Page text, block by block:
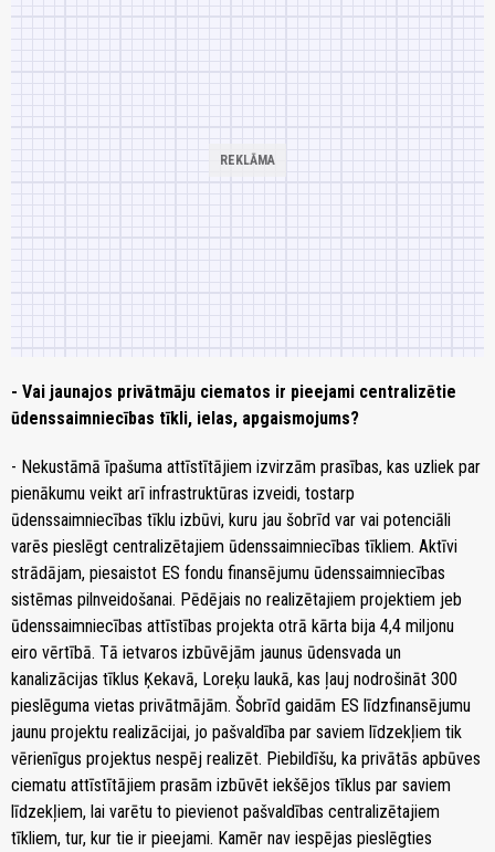
- Vai jaunajos privātmāju ciematos ir pieejami centralizētie
ūdenssaimniecības tīkli, ielas, apgaismojums?
- Nekustāmā īpašuma attīstītājiem izvirzām prasības, kas uzliek par
pienākumu veikt arī infrastruktūras izveidi, tostarp
ūdenssaimniecības tīklu izbūvi, kuru jau šobrīd var vai potenciāli
varēs pieslēgt centralizētajiem ūdenssaimniecības tīkliem. Aktīvi
strādājam, piesaistot ES fondu finansējumu ūdenssaimniecības
sistēmas pilnveidošanai. Pēdējais no realizētajiem projektiem jeb
ūdenssaimniecības attīstības projekta otrā kārta bija 4,4 miljonu
eiro vērtībā. Tā ietvaros izbūvējām jaunus ūdensvada un
kanalizācijas tīklus Ķekavā, Loreķu laukā, kas ļauj nodrošināt 300
pieslēguma vietas privātmājām. Šobrīd gaidām ES līdzfinansējumu
jaunu projektu realizācijai, jo pašvaldība par saviem līdzekļiem tik
vērienīgus projektus nespēj realizēt. Piebildīšu, ka privātās apbūves
ciematu attīstītājiem prasām izbūvēt iekšējos tīklus par saviem
līdzekļiem, lai varētu to pievienot pašvaldības centralizētajiem
tīkliem, tur, kur tie ir pieejami. Kamēr nav iespējas pieslēgties